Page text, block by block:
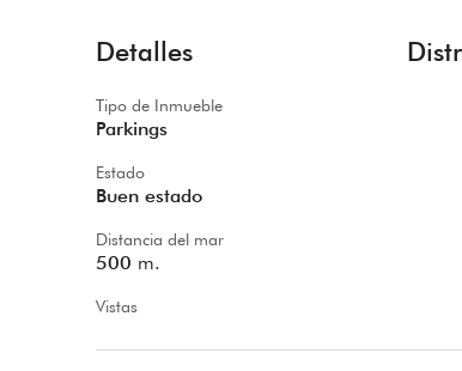
Detalles
Tipo de Inmueble
Parkings
Estado
Buen estado
Distancia del mar
500 m.
Vistas